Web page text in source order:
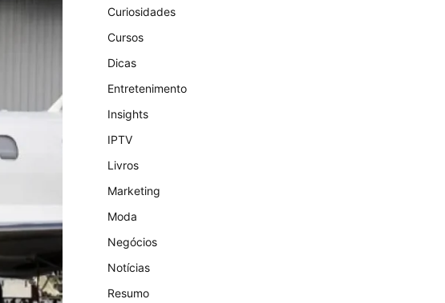
Curiosidades
Cursos
Dicas
Entretenimento
Insights
IPTV
Livros
Marketing
Moda
Negócios
Notícias
Resumo